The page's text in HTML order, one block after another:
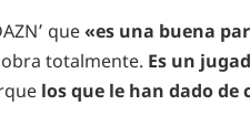
que«es una buena
totalmente. Es un
los que le han dado de